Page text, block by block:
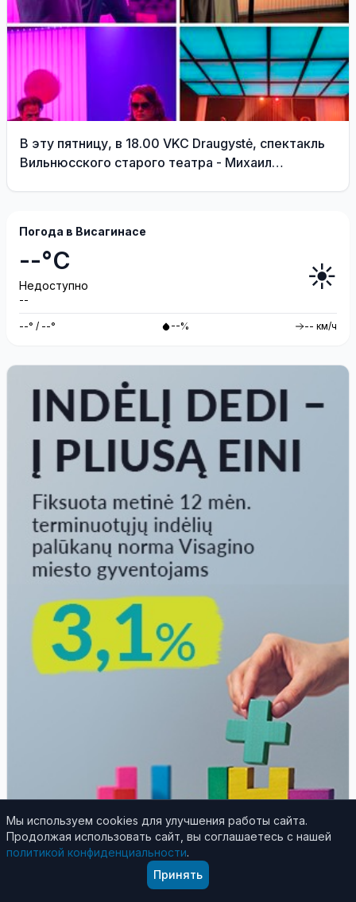
В эту пятницу, в 18.00 VKC Draugystė, спектакль
Вильнюсского старого театра - Михаил
Погода в Висагинасе
--°C
Недоступно
--
☀️
--° / --° --% -- км/ч
Мы используем cookies для улучшения работы сайта.
Продолжая использовать сайт, вы соглашаетесь с нашей
политикой конфиденциальности.
Принять